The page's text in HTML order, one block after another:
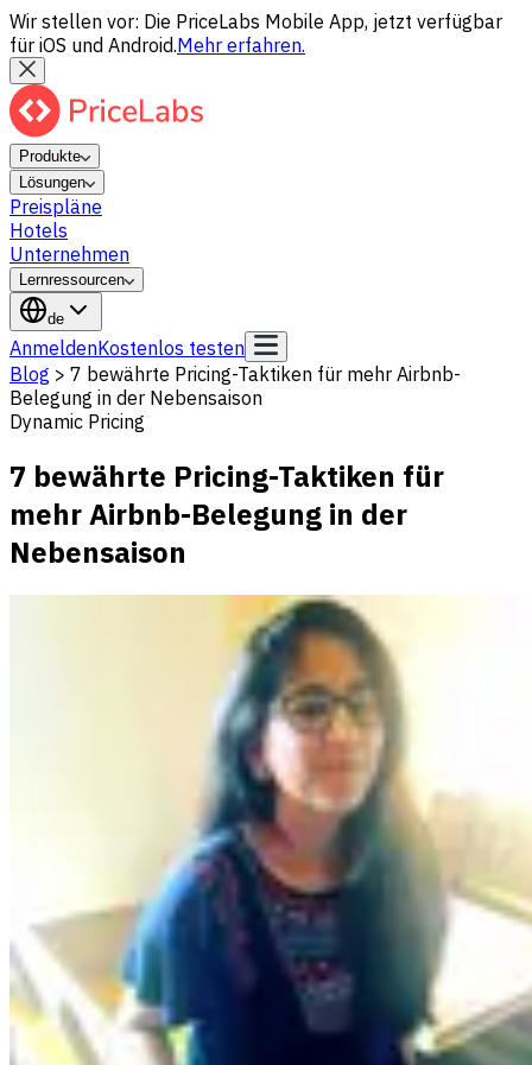
Wir stellen vor: Die PriceLabs Mobile App, jetzt verfügbar
für iOS und Android.Mehr erfahren.
Produkte
Lösungen
Preispläne
Hotels
Unternehmen
Lernressourcen
de
AnmeldenKostenlos testen
Blog > 7 bewährte Pricing-Taktiken für mehr Airbnb-
Belegung in der Nebensaison
Dynamic Pricing
7 bewährte Pricing-Taktiken für
mehr Airbnb-Belegung in der
Nebensaison